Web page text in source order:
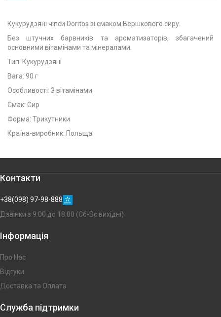
Кукурудзяні чіпси Doritos зі смаком Вершкового сиру.
Без штучних барвників та ароматизаторів, збагачений
основними вітамінами та мінералами.
Тип: Кукурудзяні
Вага: 90 г
Особливості: З вітамінами
Смак: Сир
Форма: Трикутники
Країна-виробник: Польща
Контакти
+38(098) 97-98-888
Дзвінки з 9:00 до 18:00 (Сб-Вс вихідні)
Інформація
Про Нас
Відгуки
Доставка та Оплата
Служба підтримки